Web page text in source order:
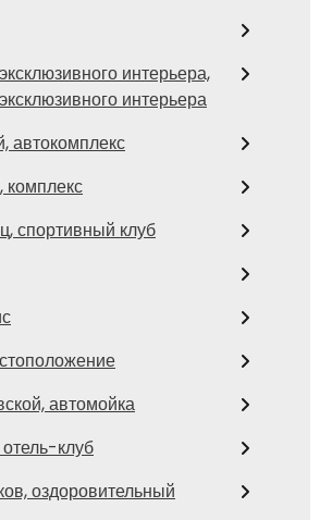
интерьера,
интерьера
автокомплекс
спортивный клуб
автомойка
клуб
оздоровительный